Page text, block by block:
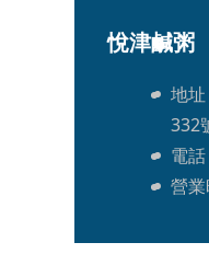
悅津鹹粥
地
332
電
營